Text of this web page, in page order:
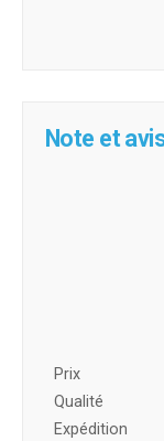
Note et
Prix ​​
Qualité
Expédition